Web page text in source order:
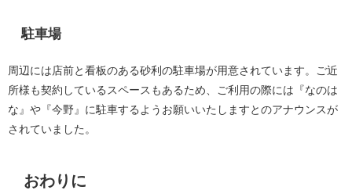
駐車場
周辺には店前と看板のある砂利の駐車場が用意されています。ご近
所様も契約しているスペースもあるため、ご利用の際には『なのは
な』や『今野』に駐車するようお願いいたしますとのアナウンスが
されていました。
おわりに